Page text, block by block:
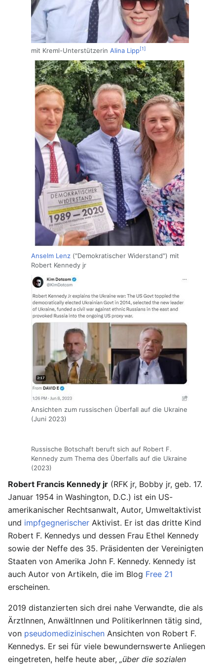
mit Kreml-Unterstützerin Alina Lipp[1]
Anselm Lenz ("Demokratischer Widerstand") mit
Robert Kennedy jr
Ansichten zum russischen Überfall auf die Ukraine
(Juni 2023)
Russische Botschaft beruft sich auf Robert F.
Kennedy zum Thema des Überfalls auf die Ukraine
(2023)
Robert Francis Kennedy jr (RFK jr, Bobby jr, geb. 17.
Januar 1954 in Washington, D.C.) ist ein US-
amerikanischer Rechtsanwalt, Autor, Umweltaktivist
und impfgegnerischer Aktivist. Er ist das dritte Kind
Robert F. Kennedys und dessen Frau Ethel Kennedy
sowie der Neffe des 35. Präsidenten der Vereinigten
Staaten von Amerika John F. Kennedy. Kennedy ist
auch Autor von Artikeln, die im Blog Free 21
erscheinen.
2019 distanzierten sich drei nahe Verwandte, die als
ÄrztInnen, AnwältInnen und PolitikerInnen tätig sind,
von pseudomedizinischen Ansichten von Robert F.
Kennedys. Er sei für viele bewundernswerte Anliegen
eingetreten, helfe heute aber, „über die sozialen